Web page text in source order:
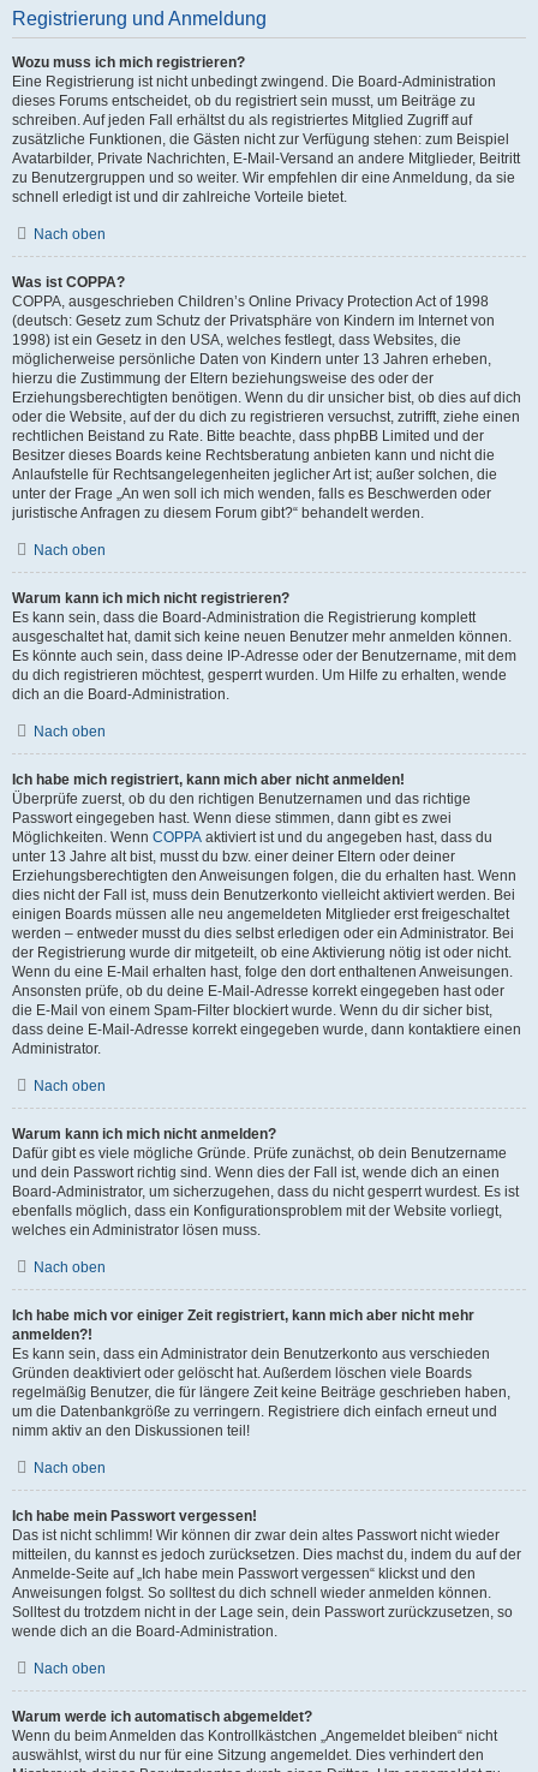
Registrierung und Anmeldung
Wozu muss ich mich registrieren?
Eine Registrierung ist nicht unbedingt zwingend. Die Board-Administration
dieses Forums entscheidet, ob du registriert sein musst, um Beiträge zu
schreiben. Auf jeden Fall erhältst du als registriertes Mitglied Zugriff auf
zusätzliche Funktionen, die Gästen nicht zur Verfügung stehen: zum Beispiel
Avatarbilder, Private Nachrichten, E-Mail-Versand an andere Mitglieder, Beitritt
zu Benutzergruppen und so weiter. Wir empfehlen dir eine Anmeldung, da sie
schnell erledigt ist und dir zahlreiche Vorteile bietet.
Nach oben
Was ist COPPA?
COPPA, ausgeschrieben Children’s Online Privacy Protection Act of 1998
(deutsch: Gesetz zum Schutz der Privatsphäre von Kindern im Internet von
1998) ist ein Gesetz in den USA, welches festlegt, dass Websites, die
möglicherweise persönliche Daten von Kindern unter 13 Jahren erheben,
hierzu die Zustimmung der Eltern beziehungsweise des oder der
Erziehungsberechtigten benötigen. Wenn du dir unsicher bist, ob dies auf dich
oder die Website, auf der du dich zu registrieren versuchst, zutrifft, ziehe einen
rechtlichen Beistand zu Rate. Bitte beachte, dass phpBB Limited und der
Besitzer dieses Boards keine Rechtsberatung anbieten kann und nicht die
Anlaufstelle für Rechtsangelegenheiten jeglicher Art ist; außer solchen, die
unter der Frage „An wen soll ich mich wenden, falls es Beschwerden oder
juristische Anfragen zu diesem Forum gibt?“ behandelt werden.
Nach oben
Warum kann ich mich nicht registrieren?
Es kann sein, dass die Board-Administration die Registrierung komplett
ausgeschaltet hat, damit sich keine neuen Benutzer mehr anmelden können.
Es könnte auch sein, dass deine IP-Adresse oder der Benutzername, mit dem
du dich registrieren möchtest, gesperrt wurden. Um Hilfe zu erhalten, wende
dich an die Board-Administration.
Nach oben
Ich habe mich registriert, kann mich aber nicht anmelden!
Überprüfe zuerst, ob du den richtigen Benutzernamen und das richtige
Passwort eingegeben hast. Wenn diese stimmen, dann gibt es zwei
Möglichkeiten. Wenn COPPA aktiviert ist und du angegeben hast, dass du
unter 13 Jahre alt bist, musst du bzw. einer deiner Eltern oder deiner
Erziehungsberechtigten den Anweisungen folgen, die du erhalten hast. Wenn
dies nicht der Fall ist, muss dein Benutzerkonto vielleicht aktiviert werden. Bei
einigen Boards müssen alle neu angemeldeten Mitglieder erst freigeschaltet
werden – entweder musst du dies selbst erledigen oder ein Administrator. Bei
der Registrierung wurde dir mitgeteilt, ob eine Aktivierung nötig ist oder nicht.
Wenn du eine E-Mail erhalten hast, folge den dort enthaltenen Anweisungen.
Ansonsten prüfe, ob du deine E-Mail-Adresse korrekt eingegeben hast oder
die E-Mail von einem Spam-Filter blockiert wurde. Wenn du dir sicher bist,
dass deine E-Mail-Adresse korrekt eingegeben wurde, dann kontaktiere einen
Administrator.
Nach oben
Warum kann ich mich nicht anmelden?
Dafür gibt es viele mögliche Gründe. Prüfe zunächst, ob dein Benutzername
und dein Passwort richtig sind. Wenn dies der Fall ist, wende dich an einen
Board-Administrator, um sicherzugehen, dass du nicht gesperrt wurdest. Es ist
ebenfalls möglich, dass ein Konfigurationsproblem mit der Website vorliegt,
welches ein Administrator lösen muss.
Nach oben
Ich habe mich vor einiger Zeit registriert, kann mich aber nicht mehr
anmelden?!
Es kann sein, dass ein Administrator dein Benutzerkonto aus verschieden
Gründen deaktiviert oder gelöscht hat. Außerdem löschen viele Boards
regelmäßig Benutzer, die für längere Zeit keine Beiträge geschrieben haben,
um die Datenbankgröße zu verringern. Registriere dich einfach erneut und
nimm aktiv an den Diskussionen teil!
Nach oben
Ich habe mein Passwort vergessen!
Das ist nicht schlimm! Wir können dir zwar dein altes Passwort nicht wieder
mitteilen, du kannst es jedoch zurücksetzen. Dies machst du, indem du auf der
Anmelde-Seite auf „Ich habe mein Passwort vergessen“ klickst und den
Anweisungen folgst. So solltest du dich schnell wieder anmelden können.
Solltest du trotzdem nicht in der Lage sein, dein Passwort zurückzusetzen, so
wende dich an die Board-Administration.
Nach oben
Warum werde ich automatisch abgemeldet?
Wenn du beim Anmelden das Kontrollkästchen „Angemeldet bleiben“ nicht
auswählst, wirst du nur für eine Sitzung angemeldet. Dies verhindert den